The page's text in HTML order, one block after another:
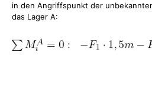
in den Angriffspunkt der
das Lager A: